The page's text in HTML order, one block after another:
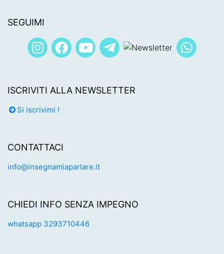
SEGUIMI
ISCRIVITI ALLA NEWSLETTER
Si iscrivimi !
CONTATTACI
info@insegnamiaparlare.it
CHIEDI INFO SENZA IMPEGNO
whatsapp 3293710446